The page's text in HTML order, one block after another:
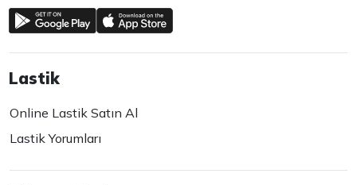
Lastik
Online Lastik Satın Al
Lastik Yorumları